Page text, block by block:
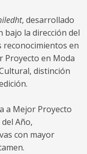
, desarrollado
bajo la dirección del
en
Proyecto en Moda
distinción
a Mejor Proyecto
Año,
con mayor